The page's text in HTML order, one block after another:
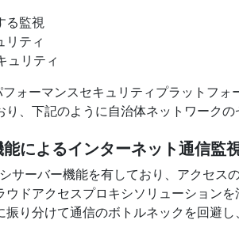
る監視
リティ
ュリティ
ォーマンスセキュリティプラットフ
、下記のように自治体ネットワーク
によるインターネット通信監
サーバー機能を有しており、アクセ
ドアクセスプロキシソリューション
り分けて通信のボトルネックを回避